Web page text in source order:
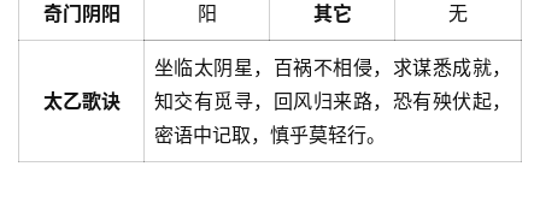
奇门阴阳 阳 其它 无
太乙歌诀
坐临太阴星，百祸不相侵，求谋悉成就，
知交有觅寻，回风归来路，恐有殃伏起，
密语中记取，慎乎莫轻行。